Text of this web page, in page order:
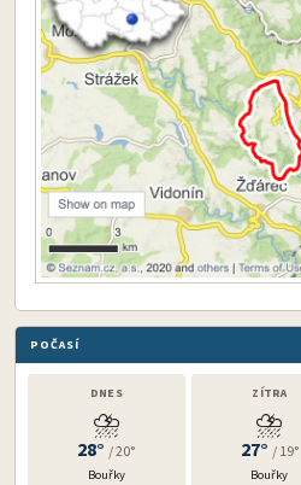
POČASÍ
DNES
⛈️
28°/ 20°
Bouřky
ZÍTRA
⛈️
27° / 19°
Bouřky